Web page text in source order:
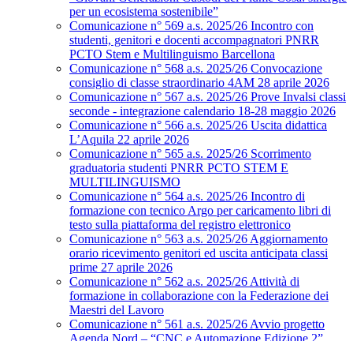
per un ecosistema sostenibile”
Comunicazione n° 569 a.s. 2025/26 Incontro con
studenti, genitori e docenti accompagnatori PNRR
PCTO Stem e Multilinguismo Barcellona
Comunicazione n° 568 a.s. 2025/26 Convocazione
consiglio di classe straordinario 4AM 28 aprile 2026
Comunicazione n° 567 a.s. 2025/26 Prove Invalsi classi
seconde - integrazione calendario 18-28 maggio 2026
Comunicazione n° 566 a.s. 2025/26 Uscita didattica
L’Aquila 22 aprile 2026
Comunicazione n° 565 a.s. 2025/26 Scorrimento
graduatoria studenti PNRR PCTO STEM E
MULTILINGUISMO
Comunicazione n° 564 a.s. 2025/26 Incontro di
formazione con tecnico Argo per caricamento libri di
testo sulla piattaforma del registro elettronico
Comunicazione n° 563 a.s. 2025/26 Aggiornamento
orario ricevimento genitori ed uscita anticipata classi
prime 27 aprile 2026
Comunicazione n° 562 a.s. 2025/26 Attività di
formazione in collaborazione con la Federazione dei
Maestri del Lavoro
Comunicazione n° 561 a.s. 2025/26 Avvio progetto